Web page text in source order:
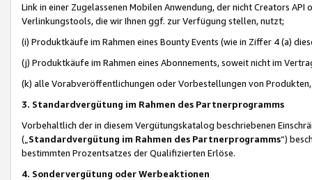
Link in einer Zugelassenen Mobilen Anwendung, der nicht Creators
Verlinkungstools, die wir Ihnen ggf. zur Verfügung stellen, nutzt;
(i) Produktkäufe im Rahmen eines Bounty Events (wie in Ziffer 4 (a)
(j) Produktkäufe im Rahmen eines Abonnements, soweit nicht im
(k) alle Vorabveröffentlichungen oder Vorbestellungen von
3. Standardvergütung im Rahmen des Partnerprogramms
Vorbehaltlich der in diesem Vergütungskatalog beschriebenen
(„ Standardvergütung im Rahmen des Partnerprogramms“)
bestimmten Prozentsatzes der Qualifizierten Erlöse.
4. Sondervergütung oder Werbeaktionen